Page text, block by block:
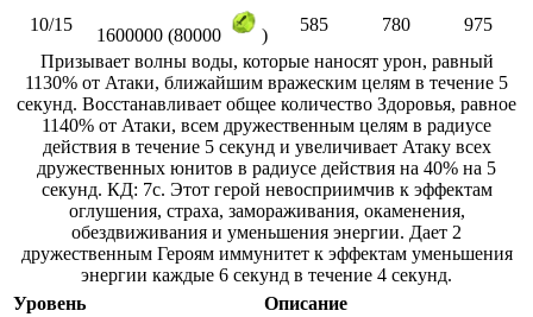
10/15
1600000 (80000 )
585 780
975
Призывает волны воды, которые наносят урон, равный
1130% от Атаки, ближайшим вражеским целям в течение 5
секунд. Восстанавливает общее количество Здоровья, равное
1140% от Атаки, всем дружественным целям в радиусе
действия в течение 5 секунд и увеличивает Атаку всех
дружественных юнитов в радиусе действия на 40% на 5
секунд. КД: 7с. Этот герой невосприимчив к эффектам
оглушения, страха, замораживания, окаменения,
обездвиживания и уменьшения энергии. Дает 2
дружественным Героям иммунитет к эффектам уменьшения
энергии каждые 6 секунд в течение 4 секунд.
Уровень
Описание